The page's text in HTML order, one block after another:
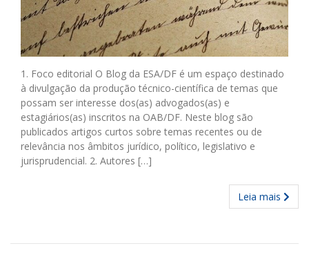
1. Foco editorial O Blog da ESA/DF é um espaço destinado
à divulgação da produção técnico-científica de temas que
possam ser interesse dos(as) advogados(as) e
estagiários(as) inscritos na OAB/DF. Neste blog são
publicados artigos curtos sobre temas recentes ou de
relevância nos âmbitos jurídico, político, legislativo e
jurisprudencial. 2. Autores […]
Leia mais